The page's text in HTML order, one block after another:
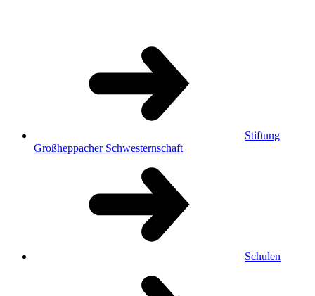
Stiftung
Großheppacher Schwesternschaft
Schulen